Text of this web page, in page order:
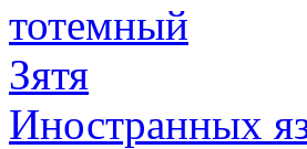
тотемный
Зятя
Иностранных